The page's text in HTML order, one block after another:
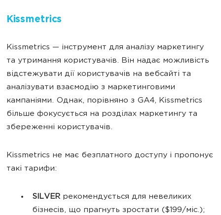
Kissmetrics
Kissmetrics — інструмент для аналізу маркетингу
та утримання користувачів. Він надає можливість
відстежувати дії користувачів на вебсайті та
аналізувати взаємодію з маркетинговими
кампаніями. Однак, порівняно з GA4, Kissmetrics
більше фокусується на розділах маркетингу та
збереженні користувачів.
Kissmetrics не має безплатного доступу і пропонує
такі тарифи:
SILVER рекомендується для невеликих
бізнесів, що прагнуть зростати ($199/міс.);